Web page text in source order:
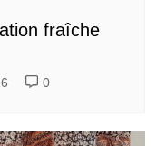
fraîche
0